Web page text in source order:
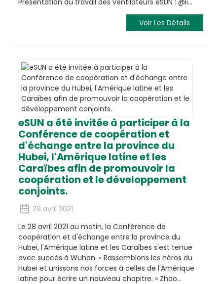
Présentation du travail des ventilateurs eSUN : @li...
Voir Les Détails
eSUN a été invitée à participer à la
Conférence de coopération et
d'échange entre la province du
Hubei, l'Amérique latine et les
Caraïbes afin de promouvoir la
coopération et le développement
conjoints.
29 avril 2021
Le 28 avril 2021 au matin, la Conférence de
coopération et d'échange entre la province du
Hubei, l'Amérique latine et les Caraïbes s'est tenue
avec succès à Wuhan. « Rassemblons les héros du
Hubei et unissons nos forces à celles de l'Amérique
latine pour écrire un nouveau chapitre. » Zhao…